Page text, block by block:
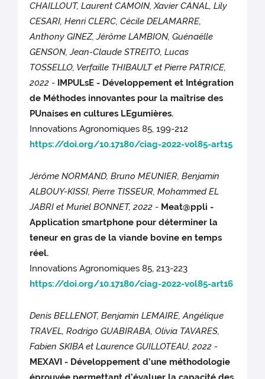
CHAILLOUT, Laurent CAMOIN, Xavier CANAL, Lily
CESARI, Henri CLERC, Cécile DELAMARRE,
Anthony GINEZ, Jérôme LAMBION, Guénaëlle
GENSON, Jean-Claude STREITO, Lucas
TOSSELLO, Verfaille THIBAULT et Pierre PATRICE,
2022 - IMPULsE - Développement et Intégration
de Méthodes innovantes pour la maîtrise des
PUnaises en cultures LEgumières.
Innovations Agronomiques 85, 199-212
https://doi.org/10.17180/ciag-2022-vol85-art15
Jérôme NORMAND, Bruno MEUNIER, Benjamin
ALBOUY-KISSI, Pierre TISSEUR, Mohammed EL
JABRI et Muriel BONNET, 2022 - Meat@ppli -
Application smartphone pour déterminer la
teneur en gras de la viande bovine en temps
réel.
Innovations Agronomiques 85, 213-223
https://doi.org/10.17180/ciag-2022-vol85-art16
Denis BELLENOT, Benjamin LEMAIRE, Angélique
TRAVEL, Rodrigo GUABIRABA, Olivia TAVARES,
Fabien SKIBA et Laurence GUILLOTEAU, 2022 -
MEXAVI - Développement d’une méthodologie